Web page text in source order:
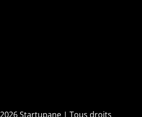
2026 Startupane | Tous droits